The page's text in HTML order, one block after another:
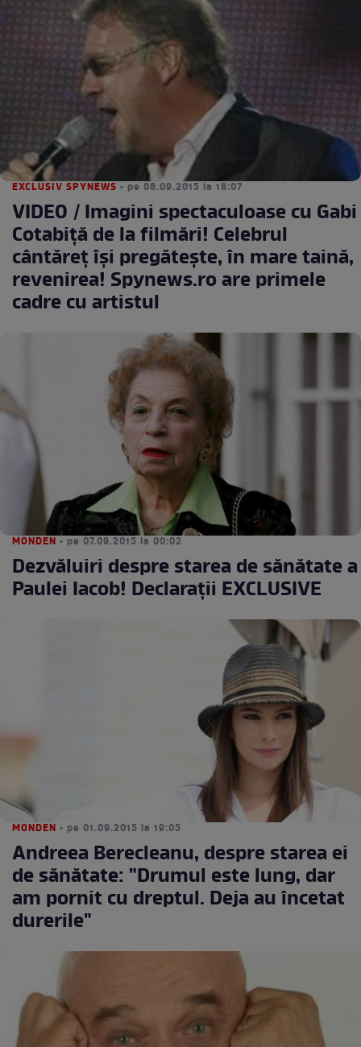
EXCLUSIV SPYNEWS • pe 08.09.2015 la 18:07
VIDEO / Imagini spectaculoase cu Gabi
Cotabiță de la filmări! Celebrul
cântăreț își pregătește, în mare taină,
revenirea! Spynews.ro are primele
cadre cu artistul
MONDEN • pe 07.09.2015 la 00:02
Dezvăluiri despre starea de sănătate a
Paulei Iacob! Declarații EXCLUSIVE
MONDEN • pe 01.09.2015 la 19:05
Andreea Berecleanu, despre starea ei
de sănătate: "Drumul este lung, dar
am pornit cu dreptul. Deja au încetat
durerile"